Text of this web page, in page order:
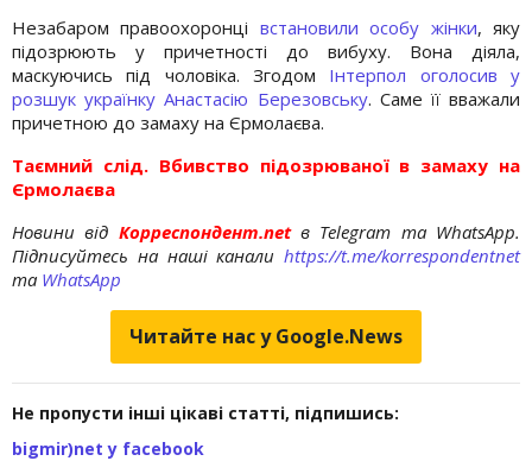
Незабаром правоохоронці встановили особу жінки, яку
підозрюють у причетності до вибуху. Вона діяла,
маскуючись під чоловіка. Згодом Інтерпол оголосив у
розшук українку Анастасію Березовську. Саме її вважали
причетною до замаху на Єрмолаєва.
Таємний слід. Вбивство підозрюваної в замаху на
Єрмолаєва
Новини від Корреспондент.netв Telegram та WhatsApp.
Підписуйтесь на наші канали https://t.me/korrespondentnet
та WhatsApp
Читайте нас у Google.News
Не пропусти інші цікаві статті, підпишись:
bigmir)net у facebook